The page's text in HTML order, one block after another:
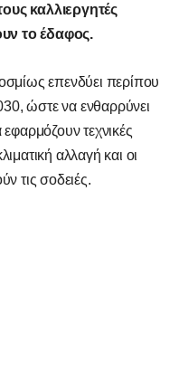
καλλιεργητές
το έδαφος.
επενδύει περίπου
ώστε να ενθαρρύνει
τεχνικές
αλλαγή και οι
τις σοδειές.